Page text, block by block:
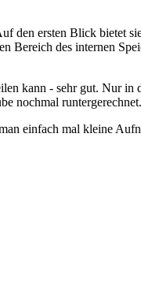
den ersten Blick bietet
Bereich des internen
kann - sehr gut. Nur in
nochmal runtergerechnet.
einfach mal kleine